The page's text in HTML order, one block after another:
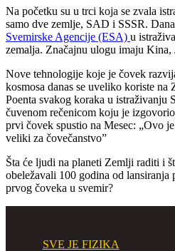
Na početku su u trci koja se zvala
samo dve zemlje, SAD i SSSR.
Svemirske Agencije (ESA) u
zemalja. Značajnu ulogu imaju Kina,
Nove tehnologije koje je čovek
kosmosa danas se uveliko koriste
Poenta svakog koraka u istraživanju
čuvenom rečenicom koju je
prvi čovek spustio na Mesec: „Ovo
veliki za čovečanstvo”
Šta će ljudi na planeti Zemlji raditi i
obeležavali 100 godina od lansiranja
prvog čoveka u svemir?
SVE JE FIZIKA